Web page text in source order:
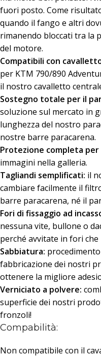
fuori posto. Come
quando il fango e altri
rimanendo bloccati tra la
del motore.
Compatibili con
per KTM 790/890
il nostro cavalletto
Sostegno totale per il
soluzione sul mercato in
lunghezza del nostro
nostre barre paracarena.
Protezione completa
immagini nella galleria.
Tagliandi semplificati: il
cambiare facilmente il
barre paracarena, né il
Fori di fissaggio ad
nessuna vite, bullone o
perché avvitate in fori che
Sabbiatura:
fabbricazione dei nostri
ottenere la migliore
Verniciato a polvere:
superficie dei nostri
fronzoli!
Compabilità:
Non compatibile con il